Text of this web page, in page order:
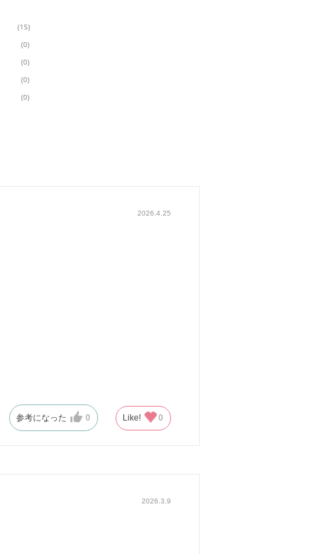
(15)
(0)
(0)
(0)
(0)
2026.4.25
参考になった 0 Like! 0
2026.3.9